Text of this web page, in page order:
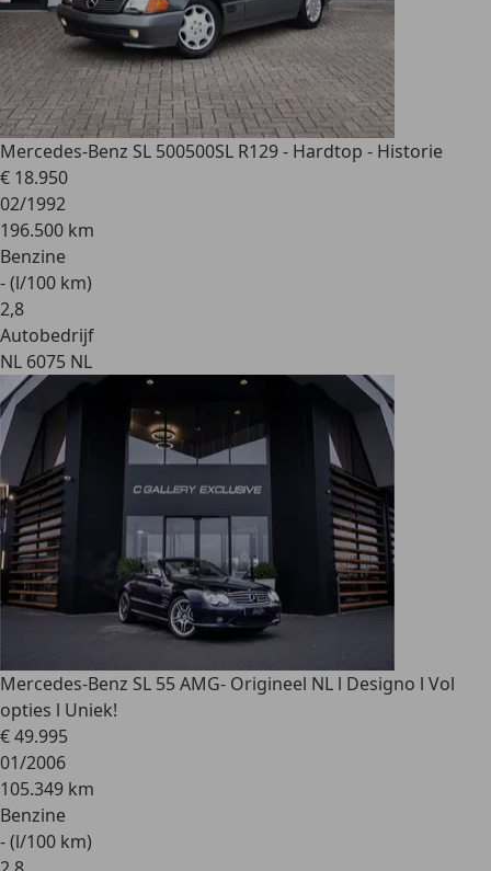
Mercedes-Benz SL 500500SL R129 - Hardtop - Historie
€ 18.950
02/1992
196.500 km
Benzine
- (l/100 km)
2,8
Autobedrijf
NL 6075 NL
Mercedes-Benz SL 55 AMG- Origineel NL l Designo l Vol
opties l Uniek!
€ 49.995
01/2006
105.349 km
Benzine
- (l/100 km)